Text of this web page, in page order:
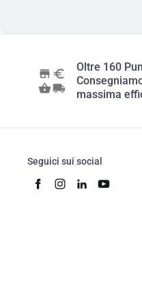
Oltre 160
massima
Seguici sui social